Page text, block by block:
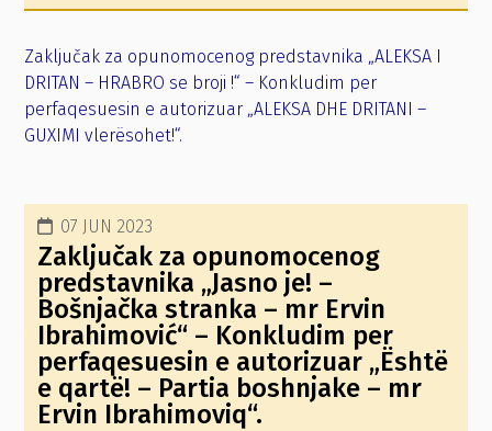
Zaključak za opunomocenog predstavnika „ALEKSA I
DRITAN – HRABRO se broji !“ – Konkludim per
perfaqesuesin e autorizuar „ALEKSA DHE DRITANI –
GUXIMI vlerësohet!“.
07 JUN 2023
Zaključak za opunomocenog
predstavnika „Jasno je! –
Bošnjačka stranka – mr Ervin
Ibrahimović“ – Konkludim per
perfaqesuesin e autorizuar „Është
e qartë! – Partia boshnjake – mr
Ervin Ibrahimoviq“.